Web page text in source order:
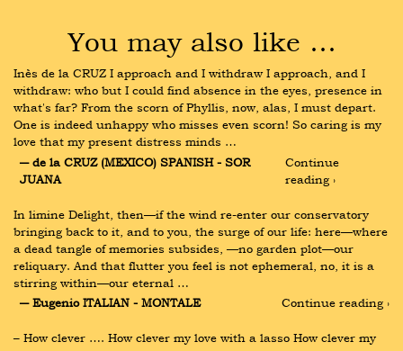
You may also like …
Inès de la CRUZ I approach and I withdraw I approach, and I
withdraw: who but I could find absence in the eyes, presence in
what's far? From the scorn of Phyllis, now, alas, I must depart.
One is indeed unhappy who misses even scorn! So caring is my
love that my present distress minds …
― de la CRUZ (MEXICO) SPANISH - SOR
JUANA
Continue
reading ›
In limine Delight, then—if the wind re-enter our conservatory
bringing back to it, and to you, the surge of our life: here—where
a dead tangle of memories subsides, —no garden plot—our
reliquary. And that flutter you feel is not ephemeral, no, it is a
stirring within—our eternal …
― Eugenio ITALIAN - MONTALE
Continue reading ›
– How clever …. How clever my love with a lasso How clever my